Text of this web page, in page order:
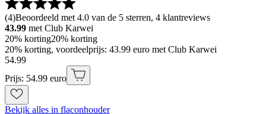
(4)Beoordeeld met 4.0 van de 5 sterren, 4 klantreviews
43.99 met Club Karwei
20% korting20% korting
20% korting, voordeelprijs: 43.99 euro met Club Karwei
54.99
Prijs: 54.99 euro
Bekijk alles in flaconhouder